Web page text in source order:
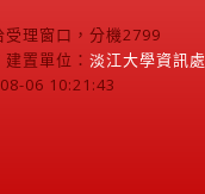
理窗口，分機2799
置單位： 淡江大學資訊處
06 10:21:43